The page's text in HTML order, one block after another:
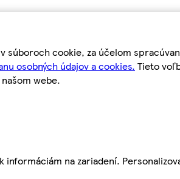
cookie, za účelom
osobných údajov a cookies. Tieto
webe.
na zariadení.